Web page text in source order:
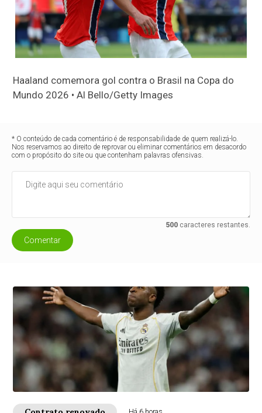
Haaland comemora gol contra o Brasil na Copa do
Mundo 2026 • Al Bello/Getty Images
* O conteúdo de cada comentário é de responsabilidade de quem realizá-lo.
Nos reservamos ao direito de reprovar ou eliminar comentários em desacordo
com o propósito do site ou que contenham palavras ofensivas.
500caracteres restantes.
Comentar